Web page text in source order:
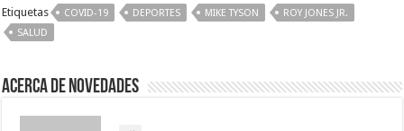
Etiquetas COVID-19 DEPORTES MIKE TYSON
ROY JONES JR.
SALUD
Acerca de NOVEDADES